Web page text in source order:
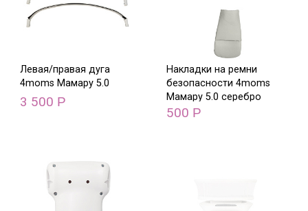
Левая/правая дуга
4moms Мамару 5.0
3 500 Р
Накладки на ремни
безопасности 4moms
Мамару 5.0 серебро
500 Р